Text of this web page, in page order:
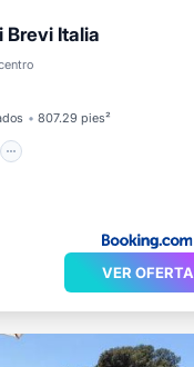
Brevi Italia
807.29 pies²
Vistas
VER OFERTA